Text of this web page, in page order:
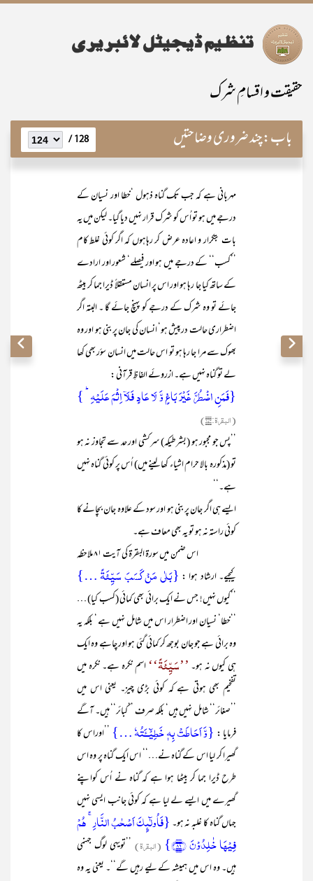
حقیقت و اقسامِ شرک
باب:چند ضروری وضاحتیں 128 /
مہربانی ہے کہ جب تک گناہ ذہول ‘خطا اور نسیان کے
درجے میں ہو تو اُس کو شرک قرار نہیں دیا گیا۔ لیکن میں یہ
بات بتکرار و اعادہ عرض کر رہاہوں کہ اگر کوئی غلط کام
’’کسب‘‘ کے درجے میں ہو اور فیصلے‘ شعور اور ارادے
کے ساتھ کیا جا رہا ہو اور اس پر انسان مستقلاً ڈیرا جما کر بیٹھ
جائے تو وہ شرک کے درجے کو پہنچ جائے گا ۔ البتہ اگر
اضطراری حالت درپیش ہو‘ انسان کی جان پر بنی ہو اور وہ
بھوک سے مرا جا رہا ہو تو اس حالت میں انسان سؤر بھی کھا
لے تو گناہ نہیں ہے۔ ازروئے الفاظِ قرآنی :
{فَمَنِ اضۡطُرَّ غَیۡرَ بَاغٍ وَّ لَا عَادٍ فَلَاۤ اِثۡمَ عَلَیۡہِ ؕ }
(البقرۃ:۱۷۳)
’’پس جو مجبور ہو (بشرطیکہ) سرکشی اور حد سے تجاوز نہ ہو
تو (مذکورہ بالا حرام اشیاء کھا لینے میں) اُس پر کوئی گناہ نہیں
ہے۔‘‘
ایسے ہی اگر جان پر بنی ہو اور سود کے علاوہ جان بچانے کا
کوئی راستہ نہ ہو تو یہ بھی معاف ہے۔
اس ضمن میں سورۃ البقرۃ کی آیت ۸۱ ملاحظہ
کیجیے۔ ارشاد ہوا : {بَلٰی مَنۡ کَسَبَ سَیِّئَۃً …}
’’کیوں نہیں! جس نے ایک برائی بھی کمائی (کسب کیا) …
‘‘خطا‘ نسیان اور اضطرار اس میں شامل نہیں ہے ‘ بلکہ یہ
وہ برائی ہے جو جان بوجھ کر کمائی گئی ہو اور چاہے وہ ایک
ہی کیوں نہ ہو۔’’سَیِّئَۃً‘‘اسم نکرہ ہے۔ نکرہ میں
تفخیم بھی ہوتی ہے کہ کوئی بڑی چیز۔ یعنی اس میں
’’صغائر‘‘ شامل نہیں ہیں‘ بلکہ صرف ’’کبائر‘‘ ہیں۔ آگے
فرمایا : {وَّ اَحَاطَتۡ بِہٖ خَطِیۡٓــَٔتُہٗ …} ’’اوراس کا
گھیرا کر لیا اس کے گناہ نے…‘‘ اس ایک گناہ پر وہ اس
طرح ڈیرا جما کر بیٹھا ہوا ہے کہ گناہ نے اُس کواپنے
گھیرے میں ایسے لے لیا ہے کہ کوئی جانب ایسی نہیں
جہاں گناہ کا غلبہ نہ ہو۔{فَاُولٰٓئِکَ اَصۡحٰبُ النَّارِ ۚ ہُمۡ
فِیۡہَا خٰلِدُوۡنَ ﴿۸۱﴾}
(البقرۃ) ’’تویہی لوگ جہنمی
ہیں۔ وہ اس میں ہمیشہ کے لیے رہیں گے‘‘۔ یعنی یہ وہ